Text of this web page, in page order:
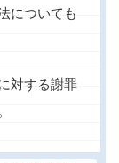
についても
対する謝罪